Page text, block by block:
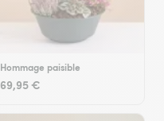
Hommage paisible
69,95 €